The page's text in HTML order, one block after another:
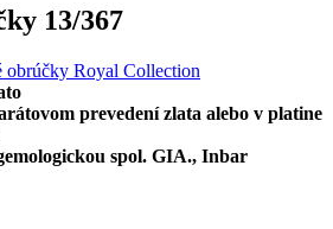
13/367
obrúčky Royal Collection
prevedení zlata alebo v platine
spol. GIA., Inbar